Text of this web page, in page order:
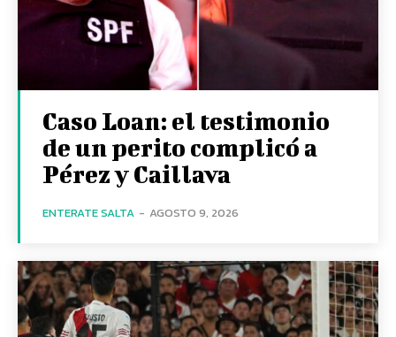
Caso Loan: el testimonio
de un perito complicó a
Pérez y Caillava
ENTERATE SALTA - AGOSTO 9, 2026